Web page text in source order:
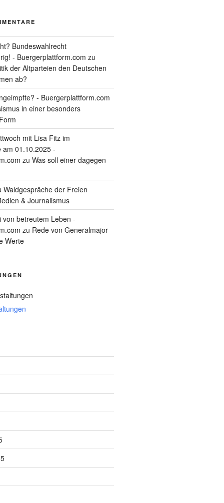
Bundeswahlrecht
- Buergerplattform.com zu
der Altparteien den Deutschen
ab?
- Buergerplattform.com
in einer besonders
mit Lisa Fitz im
am 01.10.2025 -
zu Was soll einer dagegen
Waldgespräche der Freien
& Journalismus
von betreutem Leben -
zu Rede von Generalmajor
Werte